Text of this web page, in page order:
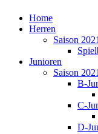
Home
Herren
Saison
Junioren
Saison
B-
C-
D-